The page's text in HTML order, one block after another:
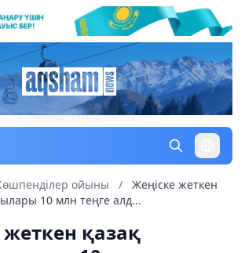
ойыны /
Жеңіске жеткен
10 млн теңге алд...
қазақ